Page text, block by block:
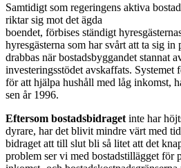
Samtidigt som regeringens aktiva
riktar sig mot det ägda
boendet, förbises ständigt
hyresgästerna som har svårt att ta sig in
drabbas när bostadsbyggandet stannat
investeringsstödet avskaffats. Systemet
för att hjälpa hushåll med låg inkomst,
sen år 1996.
Eftersom bostadsbidraget inte har
dyrare, har det blivit mindre värt med
bidraget att till slut bli så litet att det
problem ser vi med bostadstillägget för